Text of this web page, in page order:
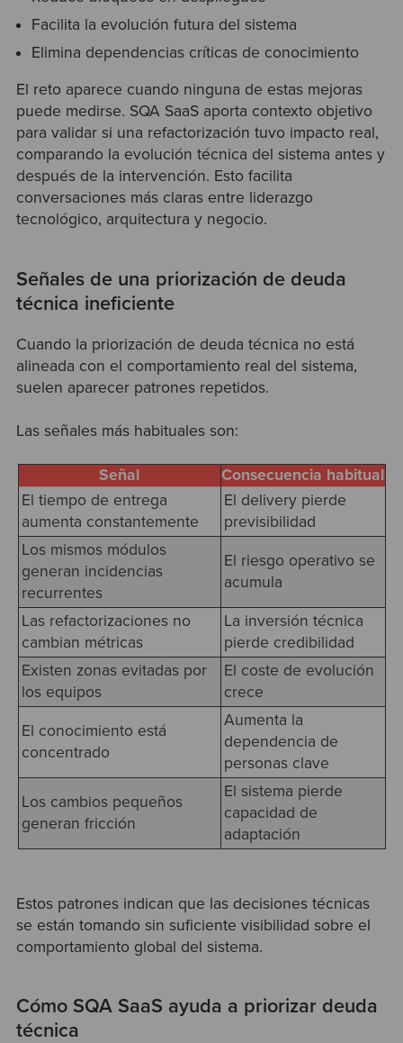
Facilita la evolución futura del sistema
Elimina dependencias críticas de conocimiento
El reto aparece cuando ninguna de estas mejoras
puede medirse. SQA SaaS aporta contexto objetivo
para validar si una refactorización tuvo impacto real,
comparando la evolución técnica del sistema antes y
después de la intervención. Esto facilita
conversaciones más claras entre liderazgo
tecnológico, arquitectura y negocio.
Señales de una priorización de deuda
técnica ineficiente
Cuando la priorización de deuda técnica no está
alineada con el comportamiento real del sistema,
suelen aparecer patrones repetidos.
Las señales más habituales son:
Señal
Consecuencia habitual
El tiempo de entrega
aumenta constantemente
El delivery pierde
previsibilidad
Los mismos módulos
generan incidencias
recurrentes
El riesgo operativo se
acumula
Las refactorizaciones no
cambian métricas
La inversión técnica
pierde credibilidad
Existen zonas evitadas por
los equipos
El coste de evolución
crece
El conocimiento está
concentrado
Aumenta la
dependencia de
personas clave
Los cambios pequeños
generan fricción
El sistema pierde
capacidad de
adaptación
Estos patrones indican que las decisiones técnicas
se están tomando sin suficiente visibilidad sobre el
comportamiento global del sistema.
Cómo SQA SaaS ayuda a priorizar deuda
técnica